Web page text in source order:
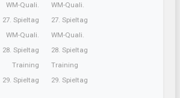
WM-Quali.
27. Spieltag
WM-Quali.
28. Spieltag
Training
29. Spieltag
WM-Quali.
27. Spieltag
WM-Quali.
28. Spieltag
Training
29. Spieltag